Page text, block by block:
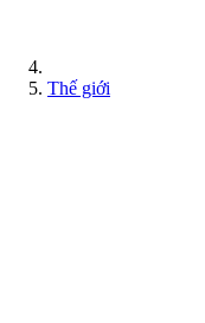
Thế giới